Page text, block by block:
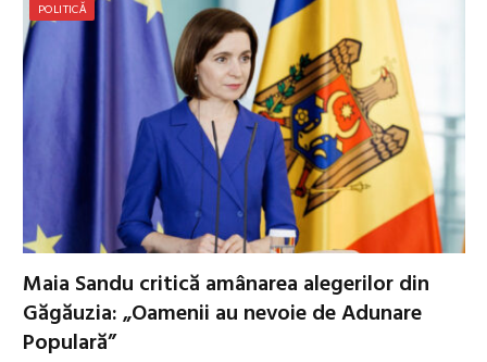
POLITICĂ
Maia Sandu critică amânarea alegerilor din
Găgăuzia: „Oamenii au nevoie de Adunare
Populară”